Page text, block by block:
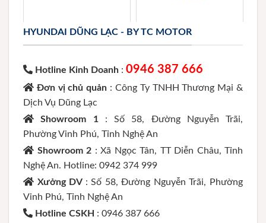
HYUNDAI DŨNG LẠC - BY TC MOTOR
Hotline Kinh Doanh : 0946 387 666
Đơn vị chủ quản : Công Ty TNHH Thương Mại &
Dịch Vụ Dũng Lạc
Showroom 1 : Số 58, Đường Nguyễn Trãi,
Phường Vinh Phú, Tỉnh Nghệ An
Showroom 2 : Xã Ngọc Tân, TT Diễn Châu, Tỉnh
Nghệ An. Hotline: 0942 374 999
Xưởng DV : Số 58, Đường Nguyễn Trãi, Phường
Vinh Phú, Tỉnh Nghệ An
Hotline CSKH : 0946 387 666